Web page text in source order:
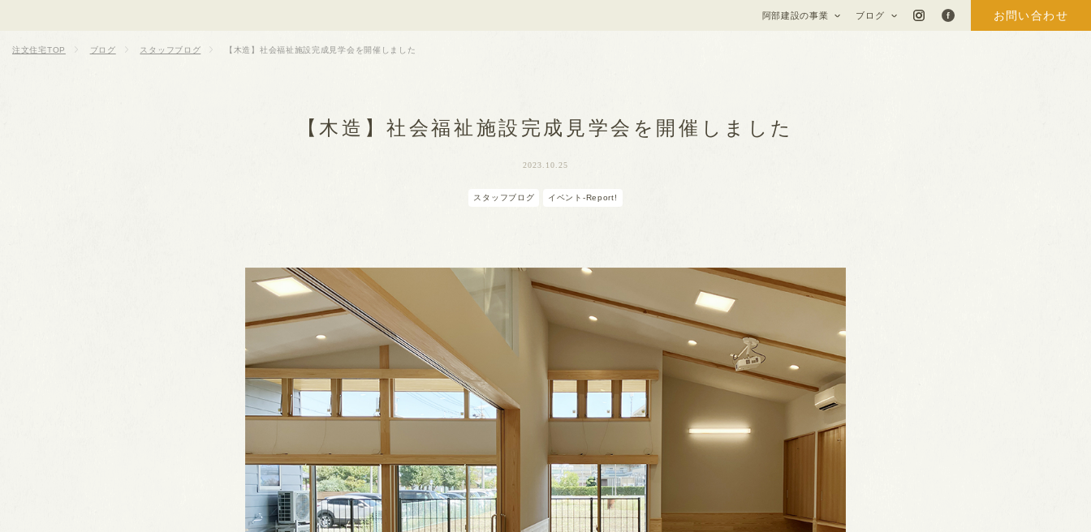
阿部建設の事業 ブログ お問い合わせ
注文住宅TOP ブログ スタッフブログ 【木造】社会福祉施設完成見学会を開催しました
【木造】社会福祉施設完成見学会を開催しました
2023.10.25
スタッフブログ イベント-Report!